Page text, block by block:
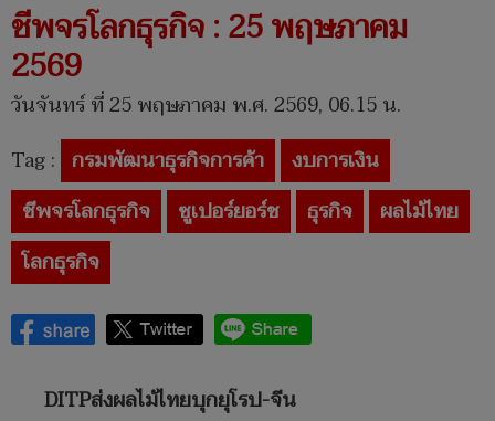
ชีพจรโลกธุรกิจ : 25 พฤษภาคม
2569
วันจันทร์ ที่ 25 พฤษภาคม พ.ศ. 2569, 06.15 น.
Tag : กรมพัฒนาธุรกิจการค้า
งบการเงิน
ชีพจรโลกธุรกิจ
ซูเปอร์ยอร์ช ธุรกิจ
ผลไม้ไทย
โลกธุรกิจ
DITPส่งผลไม้ไทยบุกยุโรป-จีน